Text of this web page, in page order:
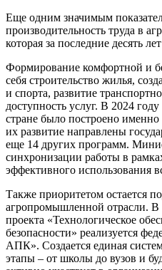
Еще одним значимым
производительность труда в
которая за последние десять
Формирование комфортной и
себя строительство жилья,
и спорта, развитие
доступность услуг. В 2024
стране было построено
их развитие направлены
еще 14 других программ.
синхронизации работы в
эффективного использования
Также приоритетом остается
агропромышленной отрасли. В
проекта «Технологическое
безопасности» реализуется
АПК». Создается единая
этапы – от школы до вузов и